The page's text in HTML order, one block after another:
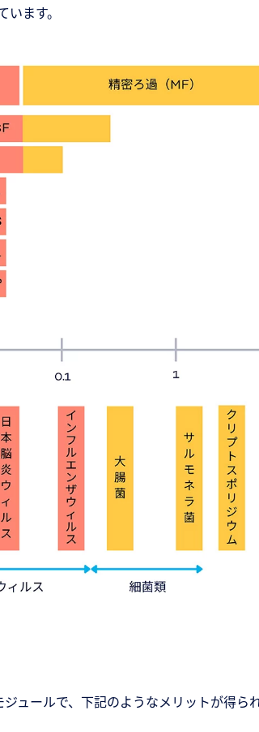
ます。
ュールで、下記のようなメリットが得ら